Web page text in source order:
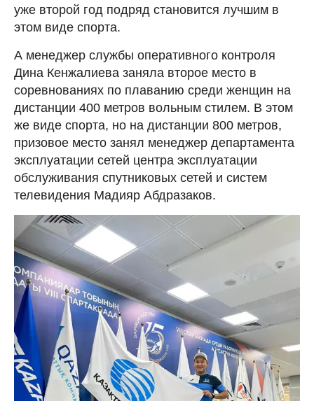
уже второй год подряд становится лучшим в
этом виде спорта.
А менеджер службы оперативного контроля
Дина Кенжалиева заняла второе место в
соревнованиях по плаванию среди женщин на
дистанции 400 метров вольным стилем. В этом
же виде спорта, но на дистанции 800 метров,
призовое место занял менеджер департамента
эксплуатации сетей центра эксплуатации
обслуживания спутниковых сетей и систем
телевидения Мадияр Абдразаков.